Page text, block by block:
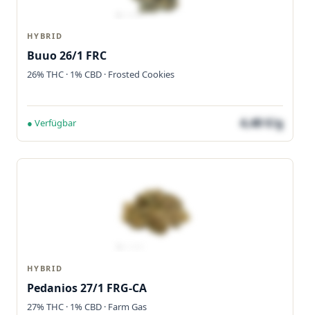
HYBRID
Buuo 26/1 FRC
26% THC · 1% CBD · Frosted Cookies
● Verfügbar 4,48 €/g
HYBRID
Pedanios 27/1 FRG-CA
27% THC · 1% CBD · Farm Gas